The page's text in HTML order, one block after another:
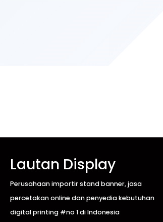
Lautan Display
Perusahaan importir stand banner, jasa
percetakan online dan penyedia kebutuhan
digital printing #no 1 di Indonesia